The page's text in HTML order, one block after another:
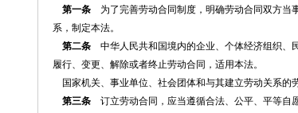
第一条 为了完善劳动合同制度，明确劳动合同双方当
系，制定本法。
第二条 中华人民共和国境内的企业、个体经济组织、
履行、变更、解除或者终止劳动合同，适用本法。
国家机关、事业单位、社会团体和与其建立劳动关系的
第三条 订立劳动合同，应当遵循合法、公平、平等自